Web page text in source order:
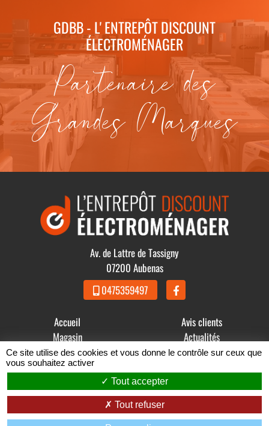
GDBB - L' ENTREPÔT DISCOUNT
ÉLECTROMÉNAGER
Partenaire des
Grandes Marques
Av. de Lattre de Tassigny
07200 Aubenas
0475359497
Accueil
Magasin
Produits
Avis clients
Actualités
Contact
© 2021 - 2026 GDBB - L' Entrepôt Discount Électroménager -
Mentions légales-Conditions Générales de Vente
Zéfyxcréation de sites internet à Aubenas en Ardèche
Ce site utilise des cookies et vous donne le contrôle sur ceux que
vous souhaitez activer
Tout accepter
Tout refuser